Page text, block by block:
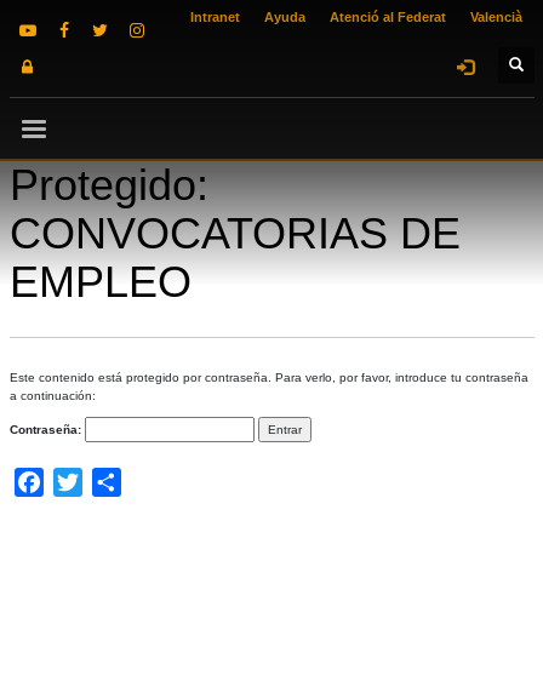
Intranet Ayuda Atenció al Federat Valencià
Protegido:
CONVOCATORIAS DE
EMPLEO
Este contenido está protegido por contraseña. Para verlo, por favor, introduce tu contraseña
a continuación:
Contraseña:
Facebook
Twitter